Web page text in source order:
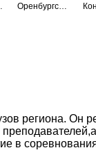
региона. Он
в